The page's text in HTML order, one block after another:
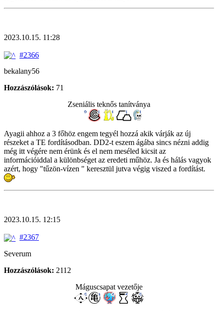
2023.10.15. 11:28
#2366
bekalany56
Hozzászólások: 71
Zseniális teknős tanítványa
Ayagii ahhoz a 3 főhöz engem tegyél hozzá akik várják az új
részeket a TE fordításodban. DD2-t eszem ágába sincs nézni addig
még itt végére nem érünk és el nem meséled kicsit az
információiddal a különbséget az eredeti műhöz. Ja és hálás vagyok
azért, hogy "tűzön-vízen " keresztül jutva végig viszed a fordítást.
2023.10.15. 12:15
#2367
Severum
Hozzászólások: 2112
Máguscsapat vezetője